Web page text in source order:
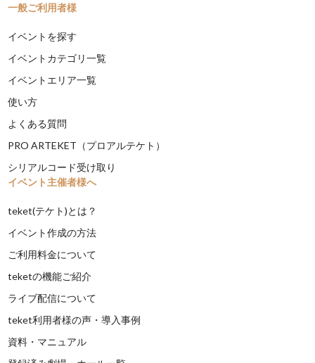
一般ご利用者様
イベントを探す
イベントカテゴリ一覧
イベントエリア一覧
使い方
よくある質問
PRO ARTEKET（プロアルテケト）
シリアルコード受け取り
イベント主催者様へ
teket(テケト)とは？
イベント作成の方法
ご利用料金について
teketの機能ご紹介
ライブ配信について
teket利用者様の声・導入事例
資料・マニュアル